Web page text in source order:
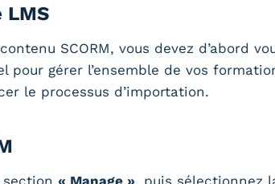
LMS
SCORM, vous devez d’abord
pour gérer l’ensemble de vos
le processus d’importation.
« Manage », puis sélectionnez